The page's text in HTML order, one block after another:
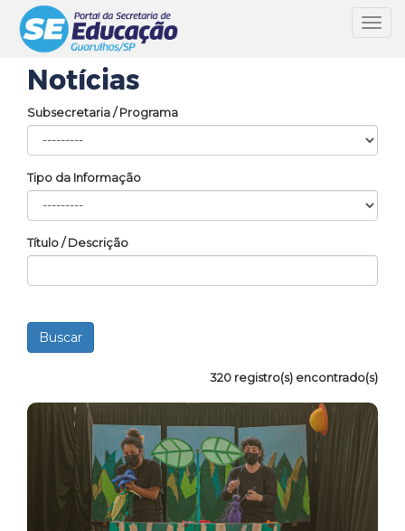
Notícias
Subsecretaria / Programa
Tipo da Informação
Título / Descrição
320 registro(s) encontrado(s)